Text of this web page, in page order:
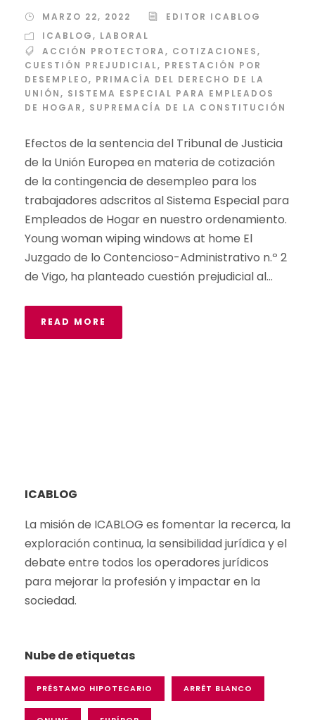
MARZO 22, 2022
EDITOR ICABLOG
ICABLOG, LABORAL
ACCIÓN PROTECTORA, COTIZACIONES,
CUESTIÓN PREJUDICIAL, PRESTACIÓN POR
DESEMPLEO, PRIMACÍA DEL DERECHO DE LA
UNIÓN, SISTEMA ESPECIAL PARA EMPLEADOS
DE HOGAR, SUPREMACÍA DE LA CONSTITUCIÓN
Efectos de la sentencia del Tribunal de Justicia
de la Unión Europea en materia de cotización
de la contingencia de desempleo para los
trabajadores adscritos al Sistema Especial para
Empleados de Hogar en nuestro ordenamiento.
Young woman wiping windows at home El
Juzgado de lo Contencioso-Administrativo n.º 2
de Vigo, ha planteado cuestión prejudicial al...
READ MORE
ICABLOG
La misión de ICABLOG es fomentar la recerca, la
exploracióncontinua, lasensibilidadjurídica y el
debate entre todos los operadores jurídicos
para mejorar la profesiónyimpactar en la
sociedad.
Nube de etiquetas
PRÉSTAMO HIPOTECARIO ARRÊT BLANCO